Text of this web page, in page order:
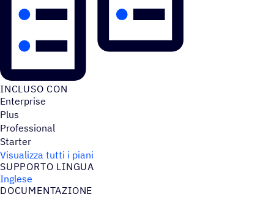
INCLUSO CON
Enterprise
Plus
Professional
Starter
Visualizza tutti i piani
SUPPORTO LINGUA
Inglese
DOCU­MEN­TA­ZIONE